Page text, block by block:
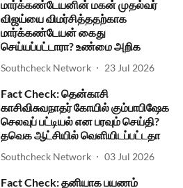
மார்க்கண்டேயனின் மகன் முதல்வர்
விஜய்யை விமர்சித்ததற்காக
மார்க்கண்டேயன் கைது
செய்யப்பட்டாரா? உண்மை அறிக
Southcheck Network 23 Jul 2026
Fact Check: தென்காசி
காசிவிசுவநாதர் கோயில் கும்பாபிஷேக
செலவுப் பட்டியல் என பரவும் செய்தி?
தவெக ஆட்சியில் வெளியிடப்பட்டதா
Southcheck Network 03 Jul 2026
Fact Check: தனியாக பயணம்